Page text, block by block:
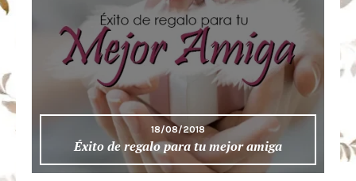
18/08/2018
Éxito de regalo para tu mejor amiga